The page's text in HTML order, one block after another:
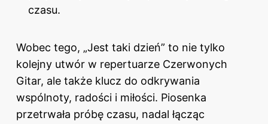
czasu.
Wobec tego, „Jest taki dzień” to nie tylko
kolejny utwór w repertuarze Czerwonych
Gitar, ale także klucz do odkrywania
wspólnoty, radości i miłości. Piosenka
przetrwała próbę czasu, nadal łącząc